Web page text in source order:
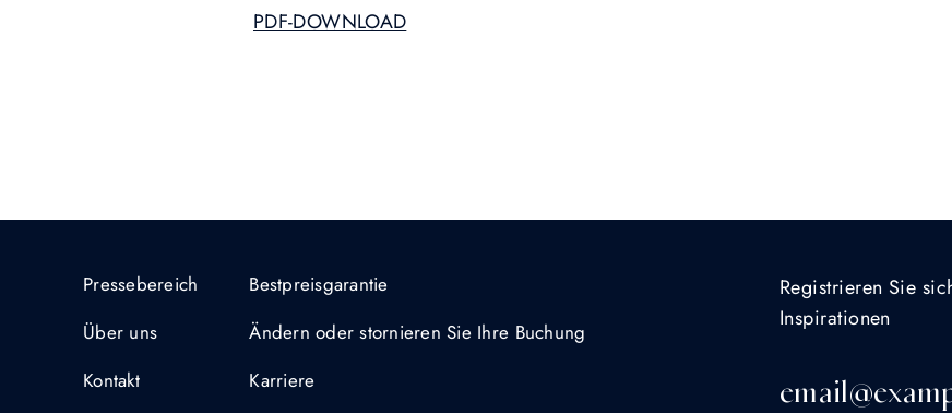
PDF-DOWNLOAD
Pressebereich
Über uns
Kontakt
Bestpreisgarantie
Ändern oder stornieren Sie Ihre Buchung
Karriere
Registrieren Sie
Inspirationen